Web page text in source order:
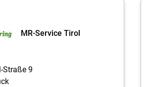
MR-Service Tirol
Straße 9